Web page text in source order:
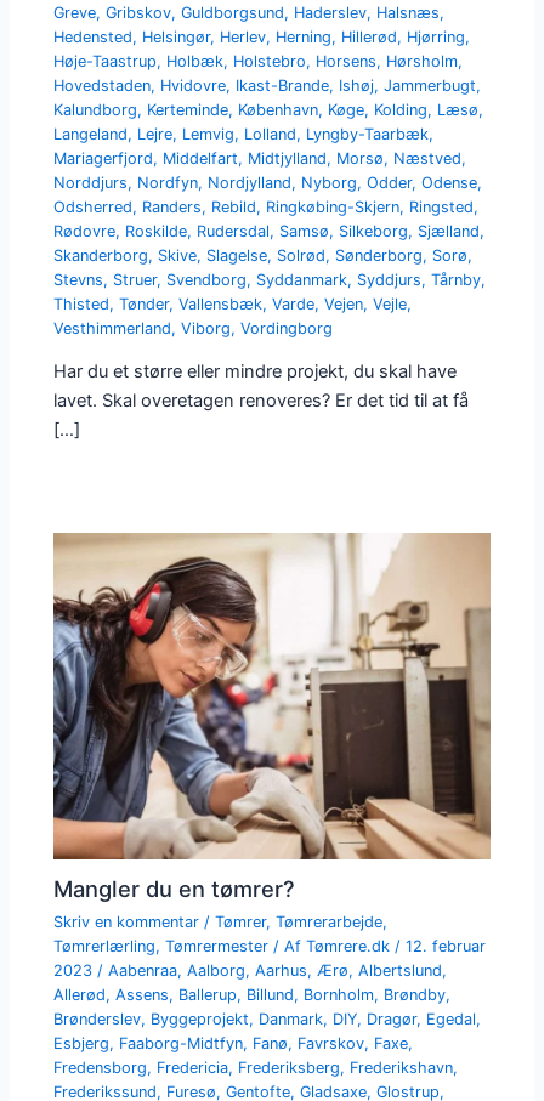
Greve,Gribskov,Guldborgsund, Haderslev, Halsnæs,
Hedensted, Helsingør, Herlev, Herning, Hillerød, Hjørring,
Høje-Taastrup, Holbæk, Holstebro, Horsens, Hørsholm,
Hovedstaden, Hvidovre, Ikast-Brande, Ishøj,Jammerbugt,
Kalundborg, Kerteminde, København, Køge, Kolding, Læsø,
Langeland, Lejre, Lemvig, Lolland, Lyngby-Taarbæk,
Mariagerfjord, Middelfart, Midtjylland, Morsø, Næstved,
Norddjurs, Nordfyn, Nordjylland, Nyborg,Odder,Odense,
Odsherred, Randers, Rebild, Ringkøbing-Skjern, Ringsted,
Rødovre, Roskilde, Rudersdal, Samsø, Silkeborg, Sjælland,
Skanderborg, Skive, Slagelse, Solrød, Sønderborg, Sorø,
Stevns, Struer, Svendborg, Syddanmark, Syddjurs,Tårnby,
Thisted,Tønder,Vallensbæk,Varde,Vejen,Vejle,
Vesthimmerland,Viborg,Vordingborg
Har du et større eller mindre projekt, du skal have
lavet. Skal overetagen renoveres? Er det tid til at få
[…]
Mangler du en tømrer?
Skriv en kommentar /Tømrer,Tømrerarbejde,
Tømrerlærling,Tømrermester / AfTømrere.dk /12. februar
2023 /Aabenraa,Aalborg,Aarhus, Ærø,Albertslund,
Allerød,Assens, Ballerup, Billund, Bornholm, Brøndby,
Brønderslev, Byggeprojekt, Danmark, DIY, Dragør, Egedal,
Esbjerg, Faaborg-Midtfyn, Fanø, Favrskov, Faxe,
Fredensborg, Fredericia, Frederiksberg, Frederikshavn,
Frederikssund, Furesø,Gentofte,Gladsaxe,Glostrup,